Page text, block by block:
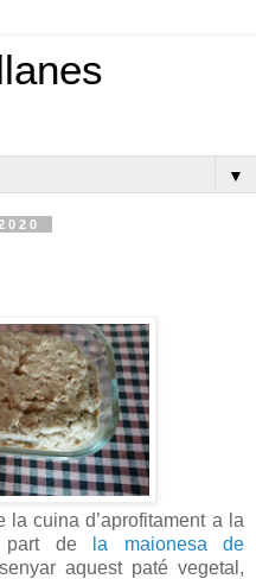
▼
cuina d’aprofitament a la
part de
la maionesa de
aquest paté vegetal,